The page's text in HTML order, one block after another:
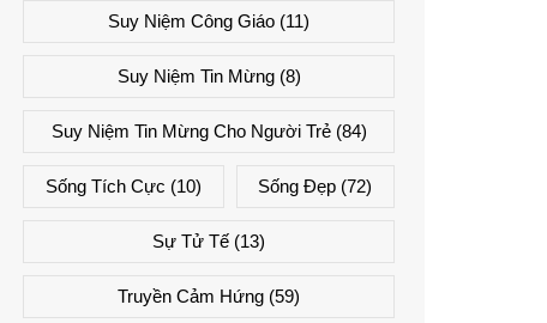
Suy Niệm Công Giáo (11)
Suy Niệm Tin Mừng(8)
Suy Niệm Tin Mừng Cho Người Trẻ(84)
Sống Tích Cực (10) Sống Đẹp (72)
Sự Tử Tế (13)
Truyền Cảm Hứng (59)